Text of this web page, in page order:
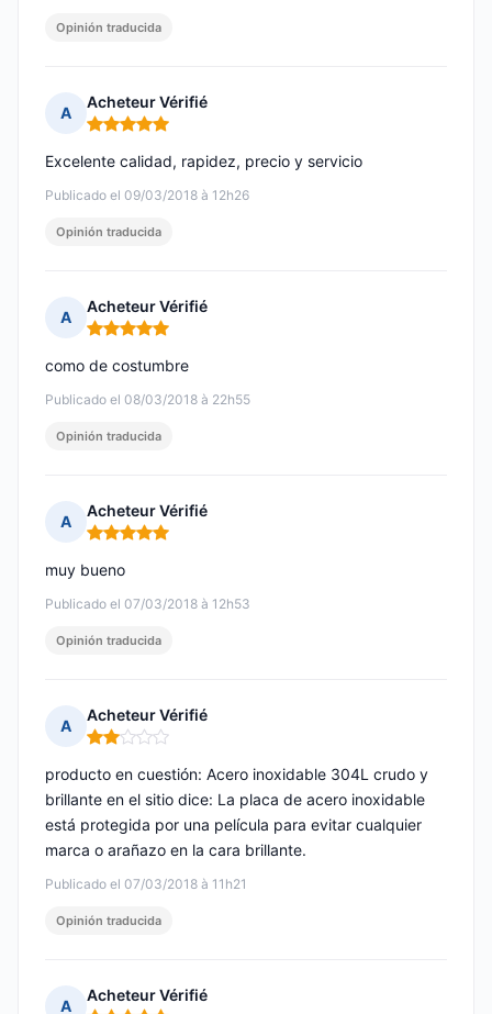
Opinión traducida
A
Acheteur Vérifié
Nota: 5 de 5
Publicado el 09/03/2018 à 12h26
Excelente calidad, rapidez, precio y servicio
Opinión traducida
A
Acheteur Vérifié
Nota: 5 de 5
Publicado el 08/03/2018 à 22h55
como de costumbre
Opinión traducida
A
Acheteur Vérifié
Nota: 5 de 5
Publicado el 07/03/2018 à 12h53
muy bueno
Opinión traducida
A
Acheteur Vérifié
Nota: 2 de 5
Publicado el 07/03/2018 à 11h21
producto en cuestión: Acero inoxidable 304L crudo y
brillante en el sitio dice: La placa de acero inoxidable
está protegida por una película para evitar cualquier
marca o arañazo en la cara brillante.
Opinión traducida
A
Acheteur Vérifié